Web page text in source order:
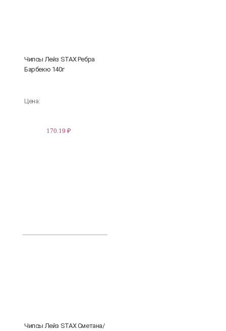
Чипсы Лейз STAX Ребра
Барбекю 140г
Цена:
170.19 ₽
Чипсы Лейз STAX Сметана/